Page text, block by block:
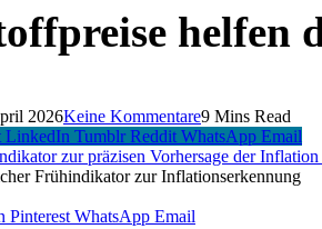
helfen
2026Keine Kommentare9 Mins Read
LinkedIn Tumblr Reddit WhatsApp Email
Frühindikator zur Inflationserkennung
Pinterest WhatsApp Email